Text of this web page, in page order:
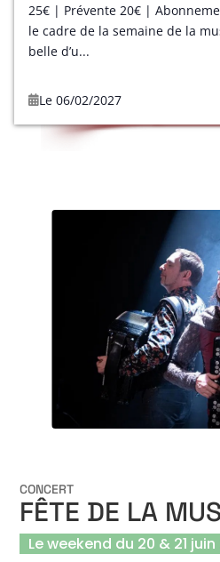
25€ | Prévente 20€ |
le cadre de la semaine de la
belle d’u...
Le 06/02/2027
CONCERT
FÊTE DE LA
Le weekend du 20 & 21